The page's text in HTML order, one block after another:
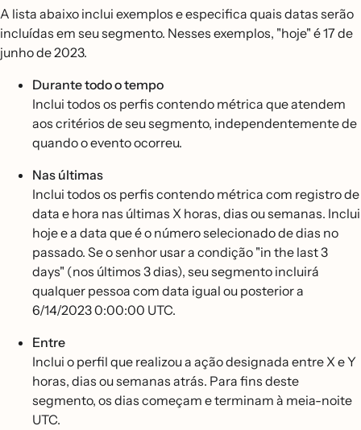
A lista abaixo inclui exemplos e especifica quais datas serão
incluídas em seu segmento. Nesses exemplos, "hoje" é 17 de
junho de 2023.
Durante todo o tempo
Inclui todos os perfis contendo métrica que atendem
aos critérios de seu segmento, independentemente de
quando o evento ocorreu.
Nas últimas
Inclui todos os perfis contendo métrica com registro de
data e hora nas últimas X horas, dias ou semanas. Inclui
hoje e a data que é o número selecionado de dias no
passado. Se o senhor usar a condição "in the last 3
days" (nos últimos 3 dias), seu segmento incluirá
qualquer pessoa com data igual ou posterior a
6/14/2023 0:00:00 UTC.
Entre
Inclui o perfil que realizou a ação designada entre X e Y
horas, dias ou semanas atrás. Para fins deste
segmento, os dias começam e terminam à meia-noite
UTC.